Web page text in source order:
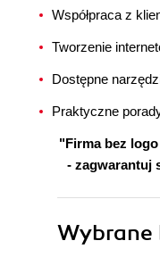
Współpraca z
Tworzenie
Dostępne
Praktyczne
"Firma bez
- zagwarantuj